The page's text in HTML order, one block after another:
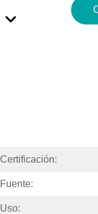
Certificación:
Fuente:
Uso: